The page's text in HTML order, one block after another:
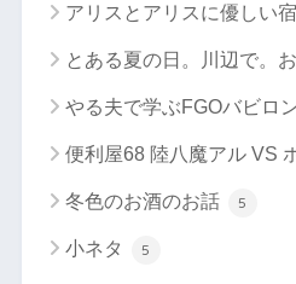
アリスとアリスに優しい
とある夏の日。川辺で。
やる夫で学ぶFGOバビロ
便利屋68 陸八魔アル VS
冬色のお酒のお話 5
小ネタ 5